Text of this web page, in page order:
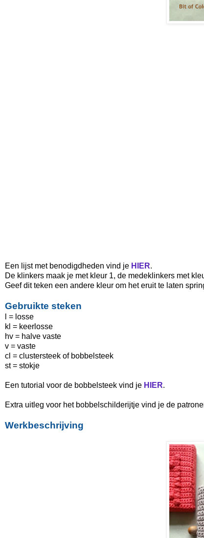
Een lijst met benodigdheden vind je HIER.
De klinkers maak je met kleur 1, de medeklinkers met
Geef dit teken een andere kleur om het eruit te laten
Gebruikte steken
l = losse
kl = keerlosse
hv = halve vaste
v = vaste
cl = clustersteek of bobbelsteek
st = stokje
Een tutorial voor de bobbelsteek vind je HIER.
Extra uitleg voor het bobbelschilderijtje vind je de
Werkbeschrijving